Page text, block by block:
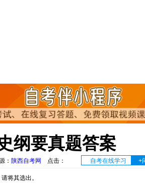
纲要真题答案
： 陕西自考网 点击： 自考在线学习 +
将其选出。